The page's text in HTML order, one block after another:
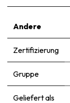
Andere
Zertifizierung
Gruppe
Geliefert als